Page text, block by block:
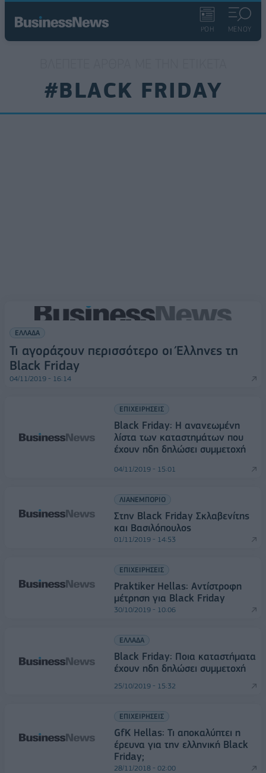
ΡΟΗ ΜΕΝΟΥ
#BLACK FRIDAY
ΕΛΛΑΔΑ
Τι αγοράζουν περισσότερο οι Έλληνες τη
Black Friday
04/11/2019 - 16:14
ΕΠΙΧΕΙΡΗΣΕΙΣ
Black Friday: H ανανεωμένη
λίστα των καταστημάτων που
έχουν ηδη δηλώσει συμμετοχή
04/11/2019 - 15:01
ΛΙΑΝΕΜΠΟΡΙΟ
Στην Black Friday Σκλαβενίτης
και Βασιλόπουλος
01/11/2019 - 14:53
ΕΠΙΧΕΙΡΗΣΕΙΣ
Praktiker Hellas: Αντίστροφη
μέτρηση για Black Friday
30/10/2019 - 10:06
ΕΛΛΑΔΑ
Black Friday: Ποια καταστήματα
έχουν ηδη δηλώσει συμμετοχή
25/10/2019 - 15:32
ΕΠΙΧΕΙΡΗΣΕΙΣ
GfK Hellas: Τι αποκαλύπτει η
έρευνα για την ελληνική Black
Friday;
28/11/2018 - 02:00